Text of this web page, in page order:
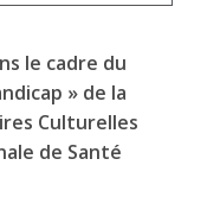
le cadre du
» de la
Culturelles
de Santé